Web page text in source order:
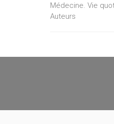
Médecine. Vie
Auteurs